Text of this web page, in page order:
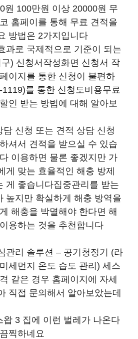
원 100만원 이상 20000원 무
홈페이를 통해 무료 견적을
방법은 2가지입니다
과로 국제적으로 기준이 되는
) 신청서작성화면 신청서 작
이지를 통한 신청이 불편하
를 통한 신청도비용무료
인 받는 방법에 대해 알아보
담 신청 또는 견적 상담 신청
셔서 견적을 받으실 수 있습
이용하면 물론 좋겠지만 가
게 맞는 효율적인 해충 방제
게 좋습니다집중관리를 받는
높지만 확실하게 해충 방역을
해충을 박멸해야 한다면 해
용하는 것을 추천합니다
관리 솔루션 – 공기청정기 (라
세먼지 온도 습도 관리) 세스
같은 경우 홈페이지에 자세
직접 문의해서 알아보았는데
왑 3 집에 이런 벌레가 나온다
찍하네요